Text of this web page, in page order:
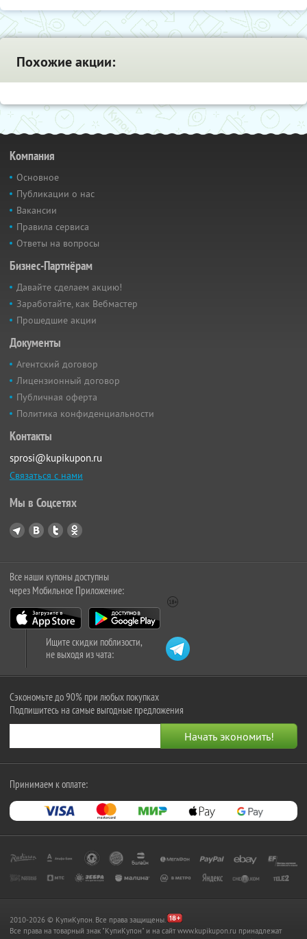
Похожие акции:
Компания
Основное
Публикации о нас
Вакансии
Правила сервиса
Ответы на вопросы
Бизнес-Партнёрам
Давайте сделаем акцию!
Заработайте, как Вебмастер
Прошедшие акции
Документы
Агентский договор
Лицензионный договор
Публичная оферта
Политика конфиденциальности
Контакты
sprosi@kupikupon.ru
Связаться с нами
Мы в Соцсетях
Все наши купоны доступны
через Мобильное Приложение:
Ищите скидки поблизости,
не выходя из чата:
Сэкономьте до 90% при любых покупках
Подпишитесь на самые выгодные предложения
Принимаем к оплате:
2010-2026 © КупиКупон. Все права защищены.
Все права на товарный знак "КупиКупон" и на сайт www.kupikupon.ru принадлежат